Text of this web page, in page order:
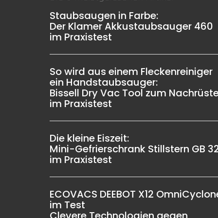
Staubsaugen in Farbe:
Der Klamer Akkustaubsauger 460
im Praxistest
So wird aus einem Fleckenreiniger
ein Handstaubsauger:
Bissell Dry Vac Tool zum
im Praxistest
Die kleine Eiszeit:
Mini-Gefrierschrank Stillstern GB
im Praxistest
ECOVACS DEEBOT X12
im Test